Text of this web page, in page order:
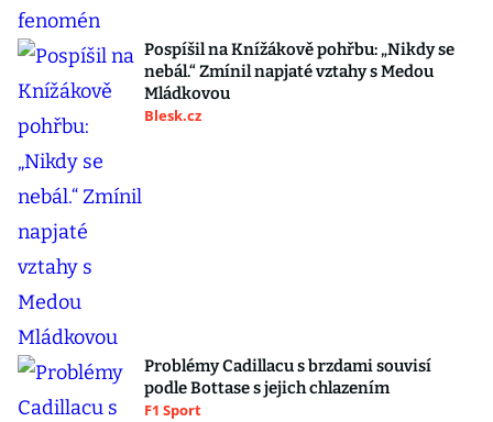
Pospíšil na Knížákově pohřbu: „Nikdy se
nebál.“ Zmínil napjaté vztahy s Medou
Mládkovou
Blesk.cz
Problémy Cadillacu s brzdami souvisí
podle Bottase s jejich chlazením
F1 Sport